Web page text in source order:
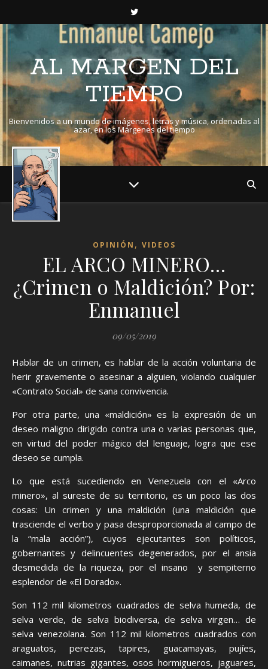
AL MARGEN DEL
TIEMPO
Bienvenidos a un mundo de imágenes, letras y música, ordenadas al
azar, en los Márgenes del tiempo
OPINIÓN , VIDEOS
EL ARCO MINERO…
¿Crimen o Maldición? Por:
Enmanuel
09/05/2019
Hablar de un crimen, es hablar de la acción voluntaria de
herir gravemente o asesinar a alguien, violando cualquier
«Contrato Social» de sana convivencia.
Por otra parte, una «maldición» es la expresión de un
deseo maligno dirigido contra una o varias personas que,
en virtud del poder mágico del lenguaje, logra que ese
deseo se cumpla.
Lo que está sucediendo en Venezuela con el «Arco
minero», al sureste de su territorio, es un poco las dos
cosas: Un crimen y una maldición (una maldición que
trasciende el verbo y pasa desproporcionada al campo de
la “mala acción”), cuyos ejecutantes son políticos,
gobernantes y delincuentes degenerados, por el ansia
desmedida de la riqueza, por el insano y sempiterno
esplendor de «El Dorado».
Son 112 mil kilometros cuadrados de selva humeda, de
selva verde, de selva biodiversa, de selva virgen… de
selva venezolana. Son 112 mil kilometros cuadrados con
araguatos, perezas, tapires, guacamayas, pujíes,
caimanes, nutrias gigantes, osos hormigueros, jaguares,